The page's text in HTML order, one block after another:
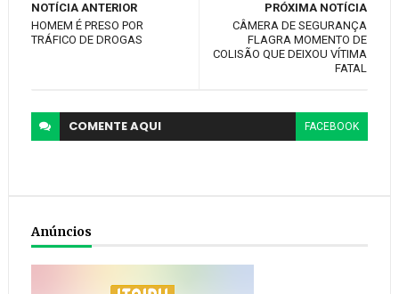
PRÓXIMA NOTÍCIA
CÂMERA DE SEGURANÇA
FLAGRA MOMENTO DE
COLISÃO QUE DEIXOU VÍTIMA
FATAL
NOTÍCIA ANTERIOR
HOMEM É PRESO POR
TRÁFICO DE DROGAS
COMENTEAQUI FACEBOOK
Anúncios